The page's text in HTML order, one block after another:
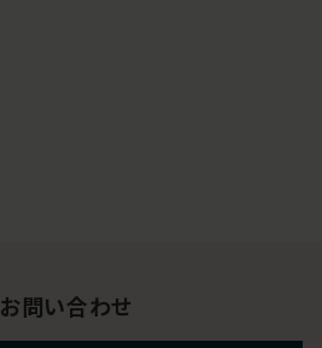
お問い合わせ